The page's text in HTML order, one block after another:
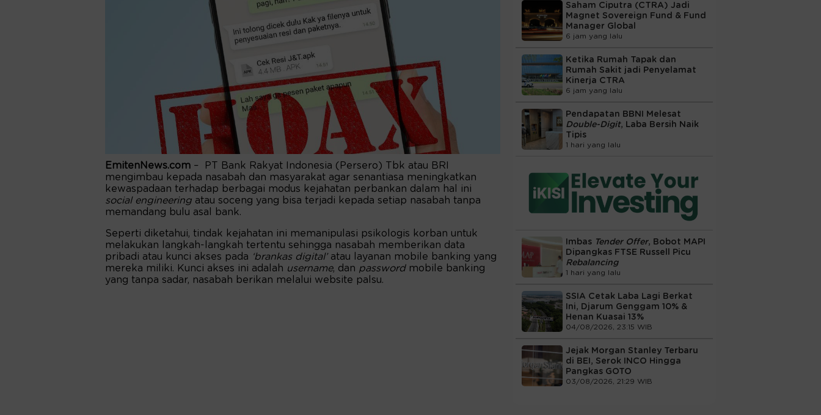
EmitenNews.com – PT Bank Rakyat Indonesia (Persero) Tbk atau BRI
mengimbau kepada nasabah dan masyarakat agar senantiasa meningkatkan
kewaspadaan terhadap berbagai modus kejahatan perbankan dalam hal ini
social engineering atau soceng yang bisa terjadi kepada setiap nasabah tanpa
memandang bulu asal bank.
Seperti diketahui, tindak kejahatan ini memanipulasi psikologis korban untuk
melakukan langkah-langkah tertentu sehingga nasabah memberikan data
pribadi atau kunci akses pada ‘brankas digital’atau layanan mobile banking yang
mereka miliki. Kunci akses ini adalah username, dan passwordmobile banking
yang tanpa sadar, nasabah berikan melalui website palsu.
Saham Ciputra (CTRA) Jadi
Magnet Sovereign Fund & Fund
Manager Global
6 jam yang lalu
Ketika Rumah Tapak dan
Rumah Sakit jadi Penyelamat
Kinerja CTRA
6 jam yang lalu
Pendapatan BBNI Melesat
Double-Digit, Laba Bersih Naik
Tipis
1 hari yang lalu
Imbas Tender Offer, Bobot MAPI
Dipangkas FTSE Russell Picu
Rebalancing
1 hari yang lalu
SSIA Cetak Laba Lagi Berkat
Ini, Djarum Genggam 10% &
Henan Kuasai 13%
04/08/2026, 23:15 WIB
Jejak Morgan Stanley Terbaru
di BEI, Serok INCO Hingga
Pangkas GOTO
03/08/2026, 21:29 WIB